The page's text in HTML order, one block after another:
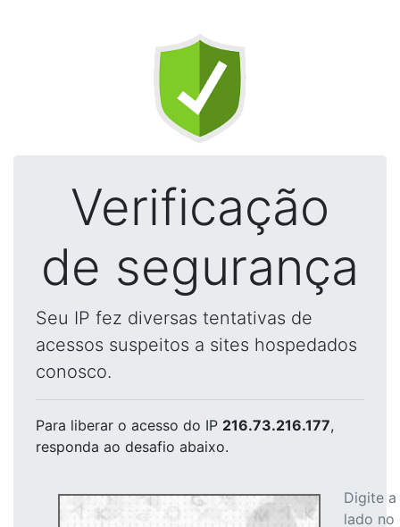
Verificação
de segurança
Seu IP fez diversas tentativas de
acessos suspeitos a sites hospedados
conosco.
Para liberar o acesso do IP 216.73.216.177,
responda ao desafio abaixo.
Digite
lado no